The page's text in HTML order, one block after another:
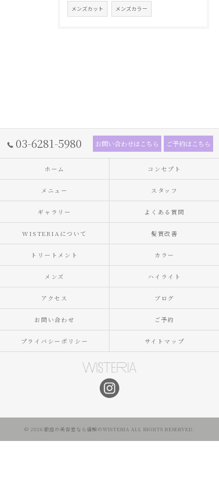
メンズカット メンズカラー
03-6281-5980 お問い合わせはこちら ご予約はこちら
ホーム コンセプト
メニュー スタッフ
ギャラリー よくある質問
WISTERIAについて 髪質改善
トリートメント カラー
メンズ ハイライト
アクセス ブログ
お問い合わせ ご予約
プライバシーポリシー サイトマップ
© 2026 銀座の美容室なら信頼のWISTERIA ALL RIGHTS RESERVED.